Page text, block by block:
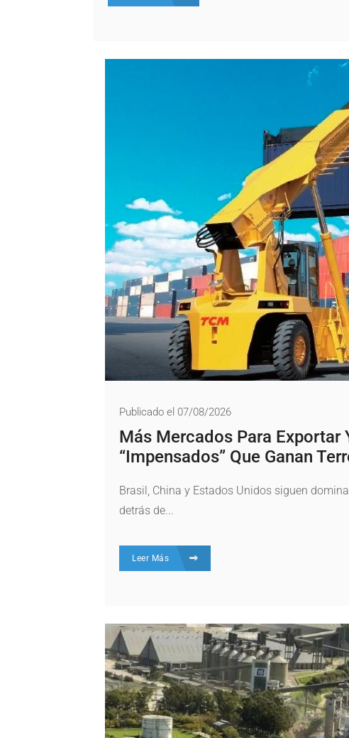
Publicado el 07/08/2026
Más Mercados Para Exportar
“impensados” Que Ganan
Brasil, China y Estados Unidos siguen
detrás de...
Leer Más